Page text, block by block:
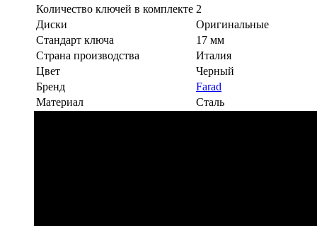
Количество ключей в комплекте 2
Диски
Оригинальные
Стандарт ключа
17 мм
Страна производства
Италия
Цвет
Черный
Бренд
Farad
Материал
Сталь